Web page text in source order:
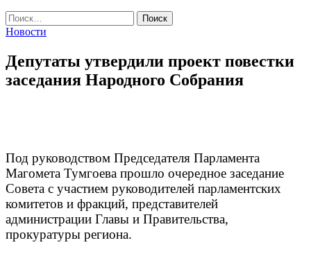
Найти:
Новости
Депутаты утвердили проект повестки
заседания Народного Собрания
Под руководством Председателя Парламента
Магомета Тумгоева прошло очередное заседание
Совета с участием руководителей парламентских
комитетов и фракций, представителей
администрации Главы и Правительства,
прокуратуры региона.